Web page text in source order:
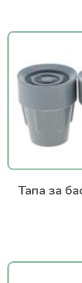
Тапа за